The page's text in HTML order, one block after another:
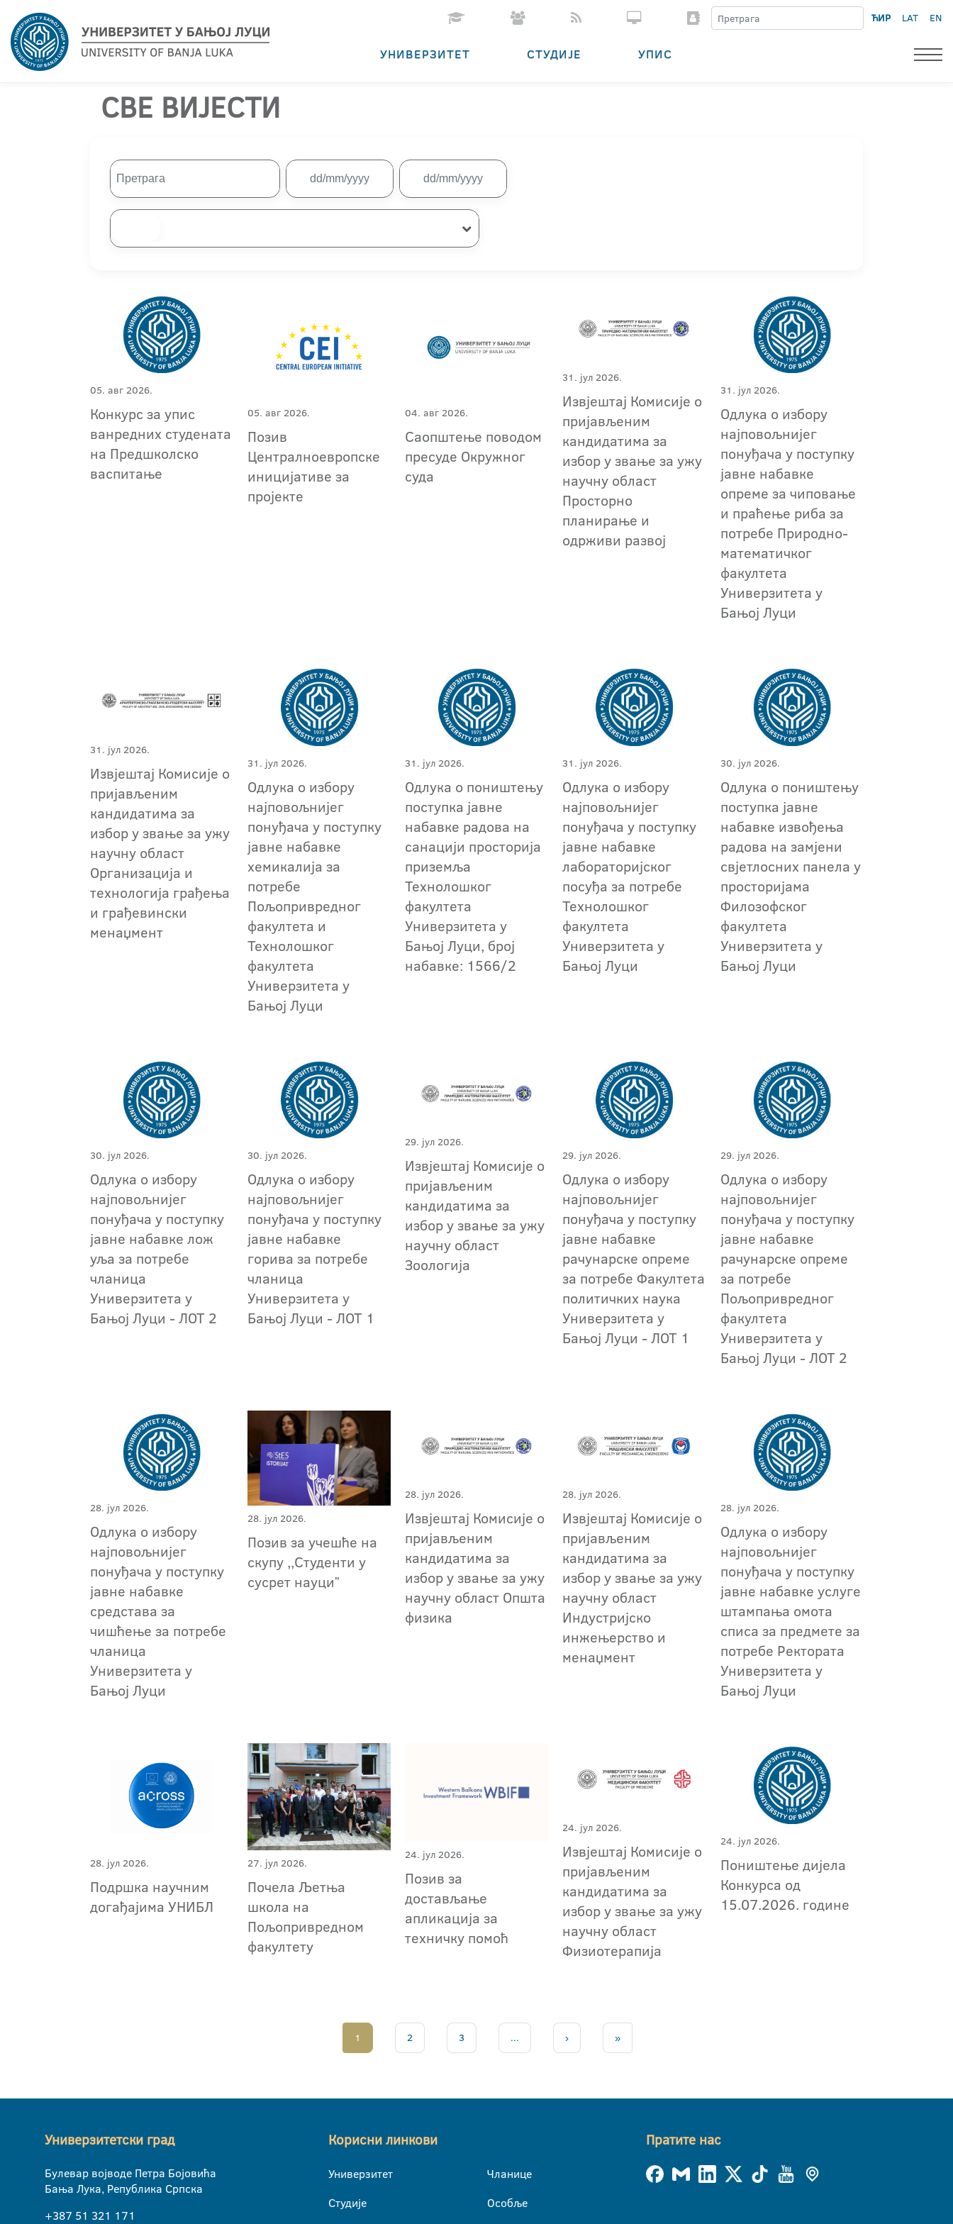
ЋИР LAT EN
УНИВЕРЗИТЕТ СТУДИЈЕ УПИС
СВЕ ВИЈЕСТИ
05. авг 2026.
Конкурс за упис
ванредних студената
на Предшколско
васпитање
05. авг 2026.
Позив
Централноевропске
иницијативе за
пројекте
04. авг 2026.
Саопштење поводом
пресуде Окружног
суда
31. јул 2026.
Извјештај Комисије о
пријављеним
кандидатима за
избор у звање за ужу
научну област
Просторно
планирање и
одрживи развој
31. јул 2026.
Одлука о избору
најповољнијег
понуђача у поступку
јавне набавке
опреме за чиповање
и праћење риба за
потребе Природно-
математичког
факултета
Универзитета у
Бањој Луци
31. јул 2026.
Извјештај Комисије о
пријављеним
кандидатима за
избор у звање за ужу
научну област
Организација и
технологија грађења
и грађевински
менаџмент
31. јул 2026.
Одлука о избору
најповољнијег
понуђача у поступку
јавне набавке
хемикалија за
потребе
Пољопривредног
факултета и
Технолошког
факултета
Универзитета у
Бањој Луци
31. јул 2026.
Одлука о поништењу
поступка јавне
набавке радова на
санацији просторија
приземља
Технолошког
факултета
Универзитета у
Бањој Луци, број
набавке: 1566/2
31. јул 2026.
Одлука о избору
најповољнијег
понуђача у поступку
јавне набавке
лабораторијског
посуђа за потребе
Технолошког
факултета
Универзитета у
Бањој Луци
30. јул 2026.
Одлука о поништењу
поступкa јавне
набавке извођења
радова на замјени
свјетлосних панела у
просторијама
Филозофског
факултета
Универзитета у
Бањој Луци
30. јул 2026.
Одлука о избору
најповољнијег
понуђача у поступку
јавне набавке лож
уља за потребе
чланица
Универзитета у
Бањој Луци - ЛОТ 2
30. јул 2026.
Одлука о избору
најповољнијег
понуђача у поступку
јавне набавке
горива за потребе
чланица
Универзитета у
Бањој Луци - ЛОТ 1
29. јул 2026.
Извјештај Комисије о
пријављеним
кандидатима за
избор у звање за ужу
научну област
Зоологија
29. јул 2026.
Oдлука о избору
најповољнијег
понуђача у поступку
јавне набавке
рачунарске опреме
за потребе Факултета
политичких наука
Универзитета у
Бањој Луци - ЛОТ 1
29. јул 2026.
Oдлука о избору
најповољнијег
понуђача у поступку
јавне набавке
рачунарске опреме
за потребе
Пољопривредног
факултета
Универзитета у
Бањој Луци - ЛОТ 2
28. јул 2026.
Oдлука о избору
најповољнијег
понуђача у поступку
јавне набавке
средстава за
чишћење за потребе
чланица
Универзитета у
Бањој Луци
28. јул 2026.
Позив за учешће на
скупу ,,Студенти у
сусрет науциˮ
28. јул 2026.
Извјештај Комисије о
пријављеним
кандидатима за
избор у звање за ужу
научну област Општа
физика
28. јул 2026.
Извјештај Комисије о
пријављеним
кандидатима за
избор у звање за ужу
научну област
Индустријско
инжењерство и
менаџмент
28. јул 2026.
Одлука о избору
најповољнијег
понуђача у поступку
јавне набавке услуге
штампања омота
списа за предмете за
потребе Ректората
Универзитета у
Бањој Луци
28. јул 2026.
Подршка научним
догађајима УНИБЛ
27. јул 2026.
Почела Љетња
школа на
Пољопривредном
факултету
24. јул 2026.
Позив за
достављање
апликација за
техничку помоћ
24. јул 2026.
Извјештај Комисије о
пријављеним
кандидатима за
избор у звање за ужу
научну област
Физиотерапија
24. јул 2026.
Поништење дијела
Конкурса од
15.07.2026. године
1 2 3 ... › »
Универзитетски град
Булевар војводе Петра Бојовића
Бања Лука, Република Српска
+387 51 321 171
Корисни линкови
Универзитет
Студије
Чланице
Особље
Пратите нас